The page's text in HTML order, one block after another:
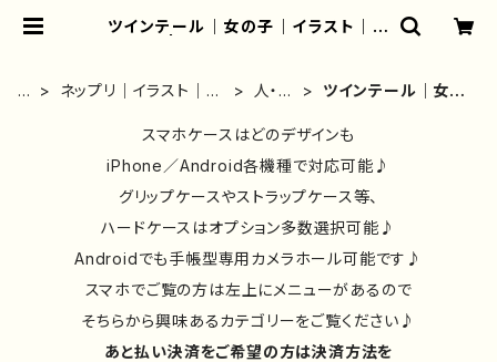
ツインテール｜女の子｜イラスト｜か
ー/グッズ/人気/後払い/通販｜雑貨屋
アリうさ
ホ
ネップリ｜イラスト｜お
人・キ
ター
ツインテール｜女の
いい
スマホケースはどのデザインも
iPhone／Android各機種で対応可能♪
グリップケースやストラップケース等、
ハードケースはオプション多数選択可能♪
Androidでも手帳型専用カメラホール可能です♪
スマホでご覧の方は左上にメニューがあるので
そちらから興味あるカテゴリーをご覧ください♪
あと払い決済をご希望の方は決済方法を